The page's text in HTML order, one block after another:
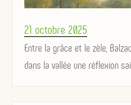
Posted
on
21 octobre 2025
Entre la grâce et le zèle,
dans la vallée une réflexion